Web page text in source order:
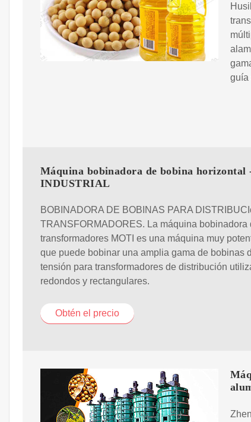
guía
Máquina bobinadora de bobina
INDUSTRIAL
BOBINADORA DE BOBINAS PARA
TRANSFORMADORES. La máquina bobinadora
transformadores MOTI es una máquina muy
que puede bobinar una amplia gama de bobinas
tensión para transformadores de distribución
redondos y rectangulares.
Obtén el precio